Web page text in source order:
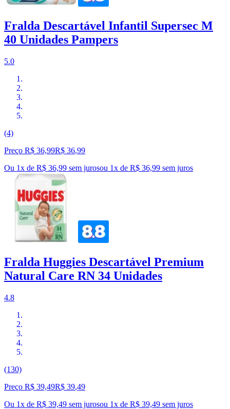
Fralda Descartável Infantil Supersec M
40 Unidades Pampers
5.0
(4)
Preço R$ 36,99R$ 36,99
Ou 1x de R$ 36,99 sem jurosou 1x de R$ 36,99 sem juros
Fralda Huggies Descartável Premium
Natural Care RN 34 Unidades
4.8
(130)
Preço R$ 39,49R$ 39,49
Ou 1x de R$ 39,49 sem jurosou 1x de R$ 39,49 sem juros